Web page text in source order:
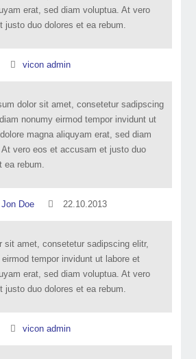
erat, sed diam voluptua. At vero
justo duo dolores et ea rebum.
vicon admin
dolor sit amet, consetetur sadipscing
nonumy eirmod tempor invidunt ut
magna aliquyam erat, sed diam
At vero eos et accusam et justo duo
ea rebum.
Jon Doe 22.10.2013
sit amet, consetetur sadipscing elitr,
tempor invidunt ut labore et
erat, sed diam voluptua. At vero
justo duo dolores et ea rebum.
vicon admin